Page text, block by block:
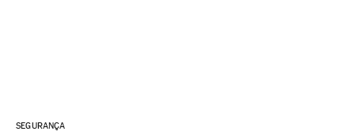
SEGURANÇA